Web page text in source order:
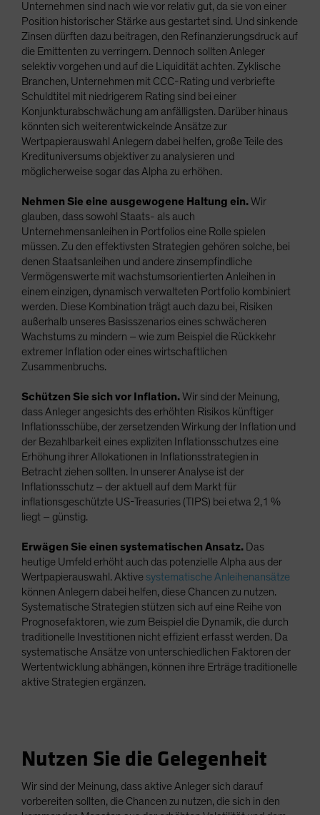
Unternehmen sind nach wie vor relativ gut, da sie von einer
Position historischer Stärke aus gestartet sind. Und sinkende
Zinsen dürften dazu beitragen, den Refinanzierungsdruck auf
die Emittenten zu verringern. Dennoch sollten Anleger
selektiv vorgehen und auf die Liquidität achten. Zyklische
Branchen, Unternehmen mit CCC-Rating und verbriefte
Schuldtitel mit niedrigerem Rating sind bei einer
Konjunkturabschwächung am anfälligsten. Darüber hinaus
könnten sich weiterentwickelnde Ansätze zur
Wertpapierauswahl Anlegern dabei helfen, große Teile des
Kredituniversums objektiver zu analysieren und
möglicherweise sogar das Alpha zu erhöhen.
Nehmen Sie eine ausgewogene Haltung ein.Wir
glauben, dass sowohl Staats- als auch
Unternehmensanleihen in Portfolios eine Rolle spielen
müssen. Zu den effektivsten Strategien gehören solche, bei
denen Staatsanleihen und andere zinsempfindliche
Vermögenswerte mit wachstumsorientierten Anleihen in
einem einzigen, dynamisch verwalteten Portfolio kombiniert
werden. Diese Kombination trägt auch dazu bei, Risiken
außerhalb unseres Basisszenarios eines schwächeren
Wachstums zu mindern – wie zum Beispiel die Rückkehr
extremer Inflation oder eines wirtschaftlichen
Zusammenbruchs.
Schützen Sie sich vor Inflation.Wir sind der Meinung,
dass Anleger angesichts des erhöhten Risikos künftiger
Inflationsschübe, der zersetzenden Wirkung der Inflation und
der Bezahlbarkeit eines expliziten Inflationsschutzes eine
Erhöhung ihrer Allokationen in Inflationsstrategien in
Betracht ziehen sollten. In unserer Analyse ist der
Inflationsschutz – der aktuell auf dem Markt für
inflationsgeschützte US-Treasuries (TIPS) bei etwa 2,1 %
liegt – günstig.
Erwägen Sie einen systematischen Ansatz. Das
heutige Umfeld erhöht auch das potenzielle Alpha aus der
Wertpapierauswahl. Aktive systematische Anleihenansätze
können Anlegern dabei helfen, diese Chancen zu nutzen.
Systematische Strategien stützen sich auf eine Reihe von
Prognosefaktoren, wie zum Beispiel die Dynamik, die durch
traditionelle Investitionen nicht effizient erfasst werden. Da
systematische Ansätze von unterschiedlichen Faktoren der
Wertentwicklung abhängen, können ihre Erträge traditionelle
aktive Strategien ergänzen.
Nutzen Sie die Gelegenheit
Wir sind der Meinung, dass aktive Anleger sich darauf
vorbereiten sollten, die Chancen zu nutzen, die sich in den